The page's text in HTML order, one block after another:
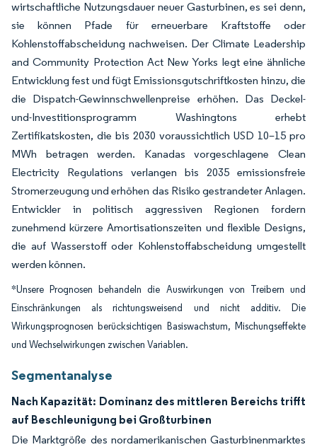
wirtschaftliche Nutzungsdauer neuer Gasturbinen, es sei denn,
sie können Pfade für erneuerbare Kraftstoffe oder
Kohlenstoffabscheidung nachweisen. Der Climate Leadership
and Community Protection Act New Yorks legt eine ähnliche
Entwicklung fest und fügt Emissionsgutschriftkosten hinzu, die
die Dispatch-Gewinnschwellenpreise erhöhen. Das Deckel-
und-Investitionsprogramm Washingtons erhebt
Zertifikatskosten, die bis 2030 voraussichtlich USD 10–15 pro
MWh betragen werden. Kanadas vorgeschlagene Clean
Electricity Regulations verlangen bis 2035 emissionsfreie
Stromerzeugung und erhöhen das Risiko gestrandeter Anlagen.
Entwickler in politisch aggressiven Regionen fordern
zunehmend kürzere Amortisationszeiten und flexible Designs,
die auf Wasserstoff oder Kohlenstoffabscheidung umgestellt
werden können.
*Unsere Prognosen behandeln die Auswirkungen von Treibern und
Einschränkungen als richtungsweisend und nicht additiv. Die
Wirkungsprognosen berücksichtigen Basiswachstum, Mischungseffekte
und Wechselwirkungen zwischen Variablen.
Segmentanalyse
Nach Kapazität: Dominanz des mittleren Bereichs trifft
auf Beschleunigung bei Großturbinen
Die Marktgröße des nordamerikanischen Gasturbinenmarktes